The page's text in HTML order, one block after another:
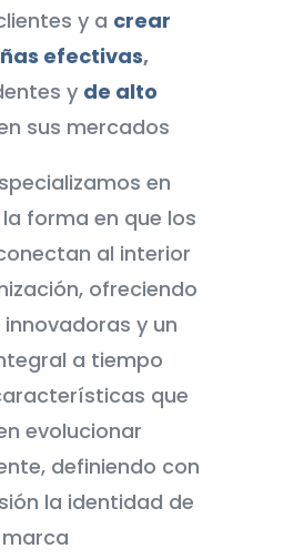
y a crear
efectivas,
y de alto
sus mercados
en
forma en que los
al interior
ofreciendo
y un
a tiempo
que
evolucionar
definiendo con
la identidad de
marca